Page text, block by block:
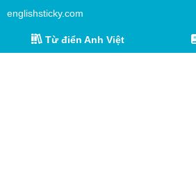
englishsticky.com
Từ điển Anh Việt